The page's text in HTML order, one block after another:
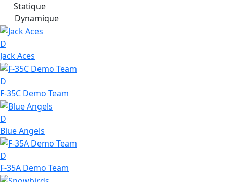
Statique
Dynamique
D
Jack Aces
D
F-35C Demo Team
D
Blue Angels
D
F-35A Demo Team